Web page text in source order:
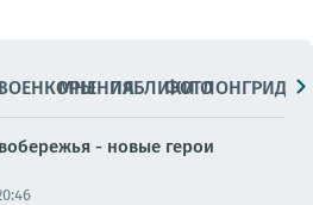
МНЕНИЯПАБЛИКИ
ФОТОЛОНГРИДЫ
- новые герои